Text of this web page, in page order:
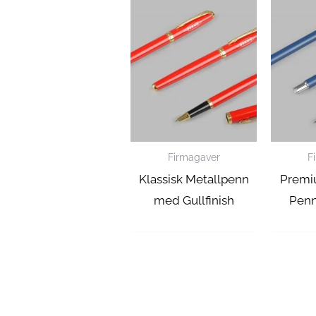
Firmagaver
Klassisk Metallpenn
med Gullfinish